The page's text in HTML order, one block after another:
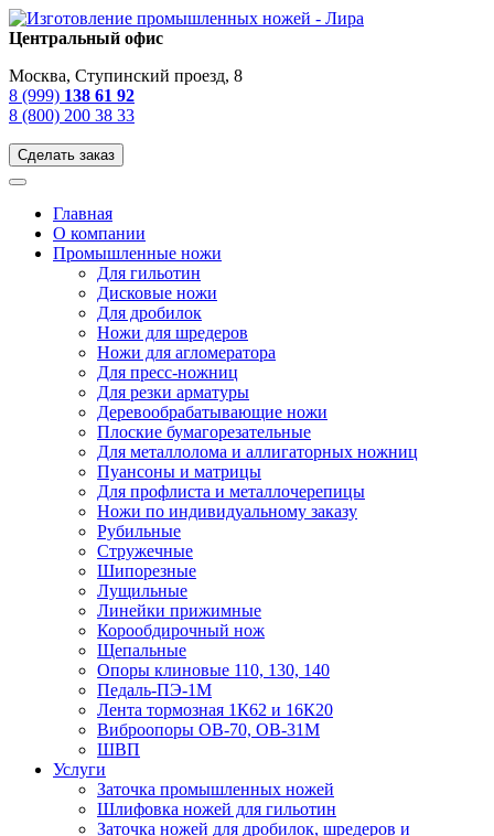
Центральный офис
Москва, Ступинский проезд, 8
8 (999) 138 61 92
8 (800) 200 38 33
Сделать заказ
Главная
О компании
Промышленные ножи
Для гильотин
Дисковые ножи
Для дробилок
Ножи для шредеров
Ножи для агломератора
Для пресс-ножниц
Для резки арматуры
Деревообрабатывающие ножи
Плоские бумагорезательные
Для металлолома и аллигаторных ножниц
Пуансоны и матрицы
Для профлиста и металлочерепицы
Ножи по индивидуальному заказу
Рубильные
Стружечные
Шипорезные
Лущильные
Линейки прижимные
Корообдирочный нож
Щепальные
Опоры клиновые 110, 130, 140
Педаль-ПЭ-1М
Лента тормозная 1К62 и 16К20
Виброопоры OB-70, OB-31M
ШВП
Услуги
Заточка промышленных ножей
Шлифовка ножей для гильотин
Заточка ножей для дробилок, шредеров и